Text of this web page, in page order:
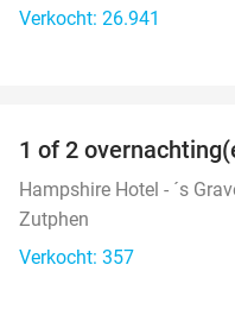
Verkocht: 26.941
1 of 2
Hampshire Hotel - ´s
Zutphen
Verkocht: 357